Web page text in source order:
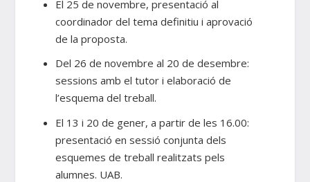
El 25 de novembre, presentació al
coordinador del tema definitiu i aprovació
de la proposta.
Del 26 de novembre al 20 de desembre:
sessions amb el tutor i elaboració de
l’esquema del treball.
El 13 i 20 de gener, a partir de les 16.00:
presentació en sessió conjunta dels
esquemes de treball realitzats pels
alumnes. UAB.